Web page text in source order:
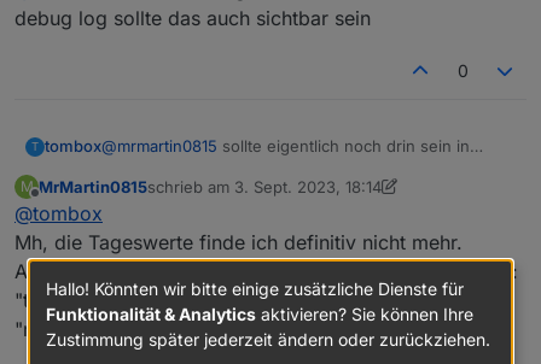
debug log sollte das auch sichtbar sein
0
T tombox@mrmartin0815 sollte eigentlich noch drin sein in
M
Offline
MrMartin0815schrieb am 3. Sept. 2023, 18:14
zuletzt editiert von MrMartin0815
@tombox
Mh, die Tageswerte finde ich definitiv nicht mehr.
Aus dem Debug-Log entnehme ich nur folgende Werte:
"today_energy"
"month_energy"
Hallo! Könnten wir bitte einige zusätzliche Dienste für
Funktionalität & Analytics aktivieren? Sie können Ihre
Zustimmung später jederzeit ändern oder zurückziehen.